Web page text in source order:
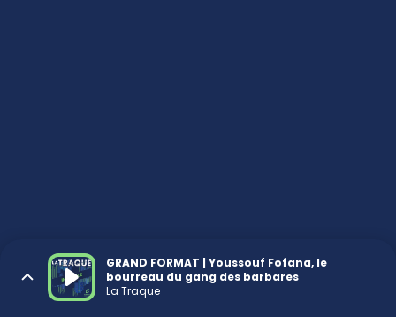
GRAND FORMAT | Youssouf Fofana, le
bourreau du gang des barbares
La Traque